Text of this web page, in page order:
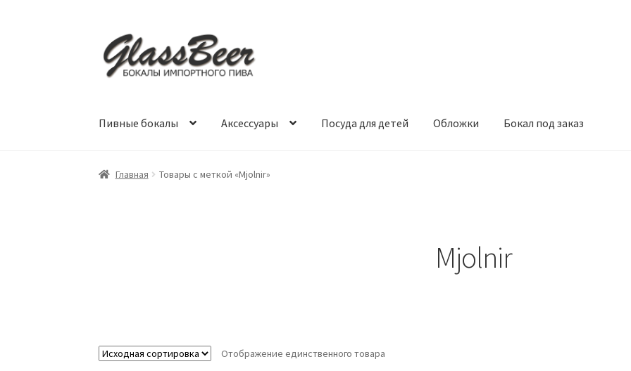
Перейти
к
навигации
Перейти
к
содержимому
Пивные бокалы Аксессуары Посуда для детей Обложки Бокал под заказ
Главная Товары с меткой «Mjolnir»
Mjolnir
Отображение единственного товара